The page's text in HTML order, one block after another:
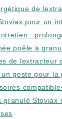
de
pour un
:
poêle à
de lextracteur
geste pour la
granulé Stoviax